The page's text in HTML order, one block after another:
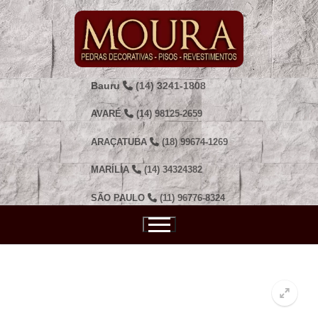
Pular
para
o
conteúdo
Bauru (14) 3241-1808
AVARÉ (14) 98125-2659
ARAÇATUBA (18) 99674-1269
MARÍLIA (14) 34324382
SÃO PAULO (11) 96776-8324